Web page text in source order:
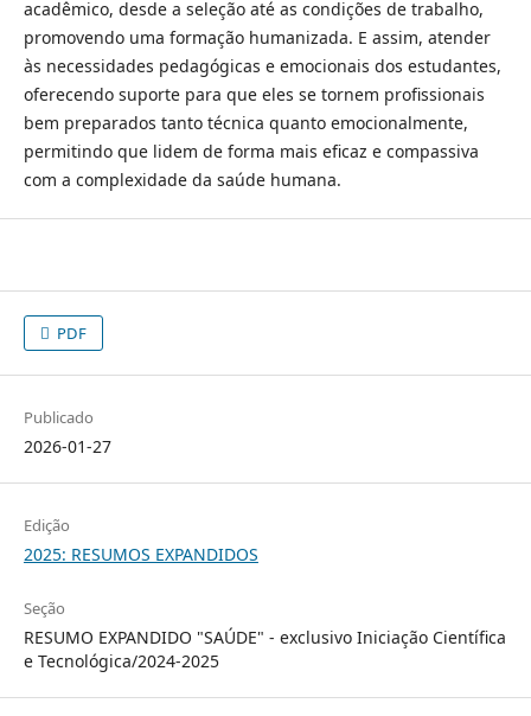
acadêmico, desde a seleção até as condições de trabalho,
promovendo uma formação humanizada. E assim, atender
às necessidades pedagógicas e emocionais dos estudantes,
oferecendo suporte para que eles se tornem profissionais
bem preparados tanto técnica quanto emocionalmente,
permitindo que lidem de forma mais eficaz e compassiva
com a complexidade da saúde humana.
PDF
Publicado
2026-01-27
Edição
2025: RESUMOS EXPANDIDOS
Seção
RESUMO EXPANDIDO "SAÚDE" - exclusivo Iniciação Científica
e Tecnológica/2024-2025